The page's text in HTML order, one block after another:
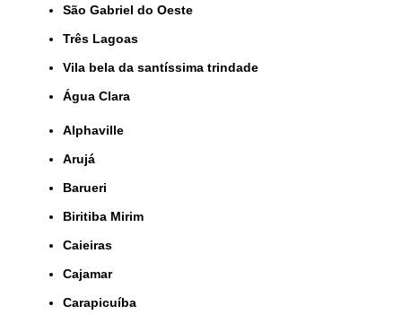
São Gabriel do Oeste
Três Lagoas
Vila bela da santíssima trindade
Água Clara
Alphaville
Arujá
Barueri
Biritiba Mirim
Caieiras
Cajamar
Carapicuíba